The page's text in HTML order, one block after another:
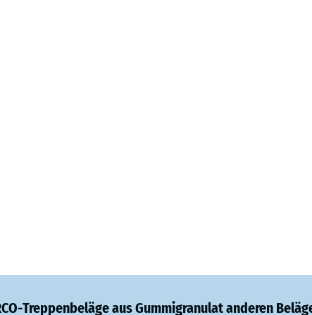
Treppenbeläge aus Gummigranulat anderen